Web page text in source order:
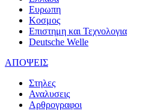
Ευρωπη
Κοσμος
Επιστημη και Τεχνολογια
Deutsche Welle
ΑΠΟΨΕΙΣ
Στηλες
Αναλυσεις
Αρθρογραφοι